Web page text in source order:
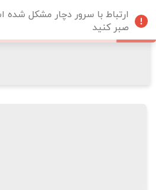
ارتباط با سرور دچار مشکل شده
صبر کنید